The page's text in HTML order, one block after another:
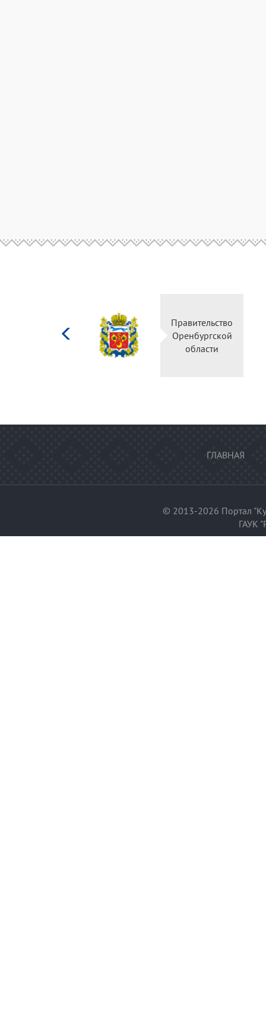
Правительство
Оренбургской
области
ГЛАВНАЯ
© 2013-2026 Портал
ГАУК